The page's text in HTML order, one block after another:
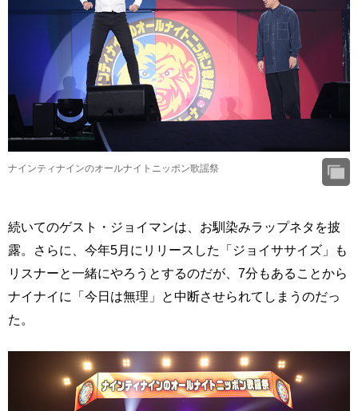
ナインティナインのオールナイトニッポン歌謡祭
続いてのゲスト・ジョイマンは、お馴染みラップネタを披
露。さらに、今年5月にリリースした「ジョイササイズ」も
リスナーと一緒にやろうとするのだが、7分もあることから
ナイナイに「今日は無理」と中断させられてしまうのだっ
た。